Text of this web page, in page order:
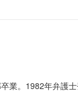
業。1982年弁護